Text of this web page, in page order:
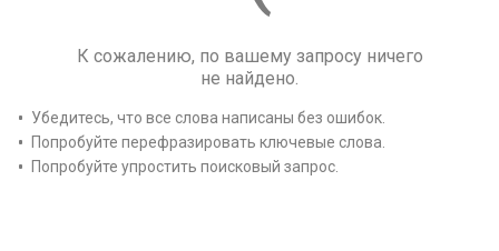
К сожалению, по вашему запросу ничего
не найдено.
Убедитесь, что все слова написаны без ошибок.
Попробуйте перефразировать ключевые слова.
Попробуйте упростить поисковый запрос.